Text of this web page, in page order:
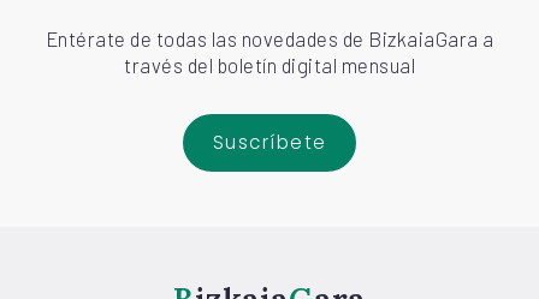
Entérate de todas las novedades de BizkaiaGara a
través del boletín digital mensual
Suscríbete